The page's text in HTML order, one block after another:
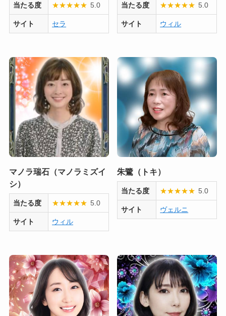
当たる度 ★★★★★ 5.0
サイト セラ
当たる度 ★★★★★ 5.0
サイト ウィル
マノラ瑞石（マノラミズイ
シ）
当たる度 ★★★★★ 5.0
サイト ウィル
朱鷺（トキ）
当たる度 ★★★★★ 5.0
サイト ヴェルニ